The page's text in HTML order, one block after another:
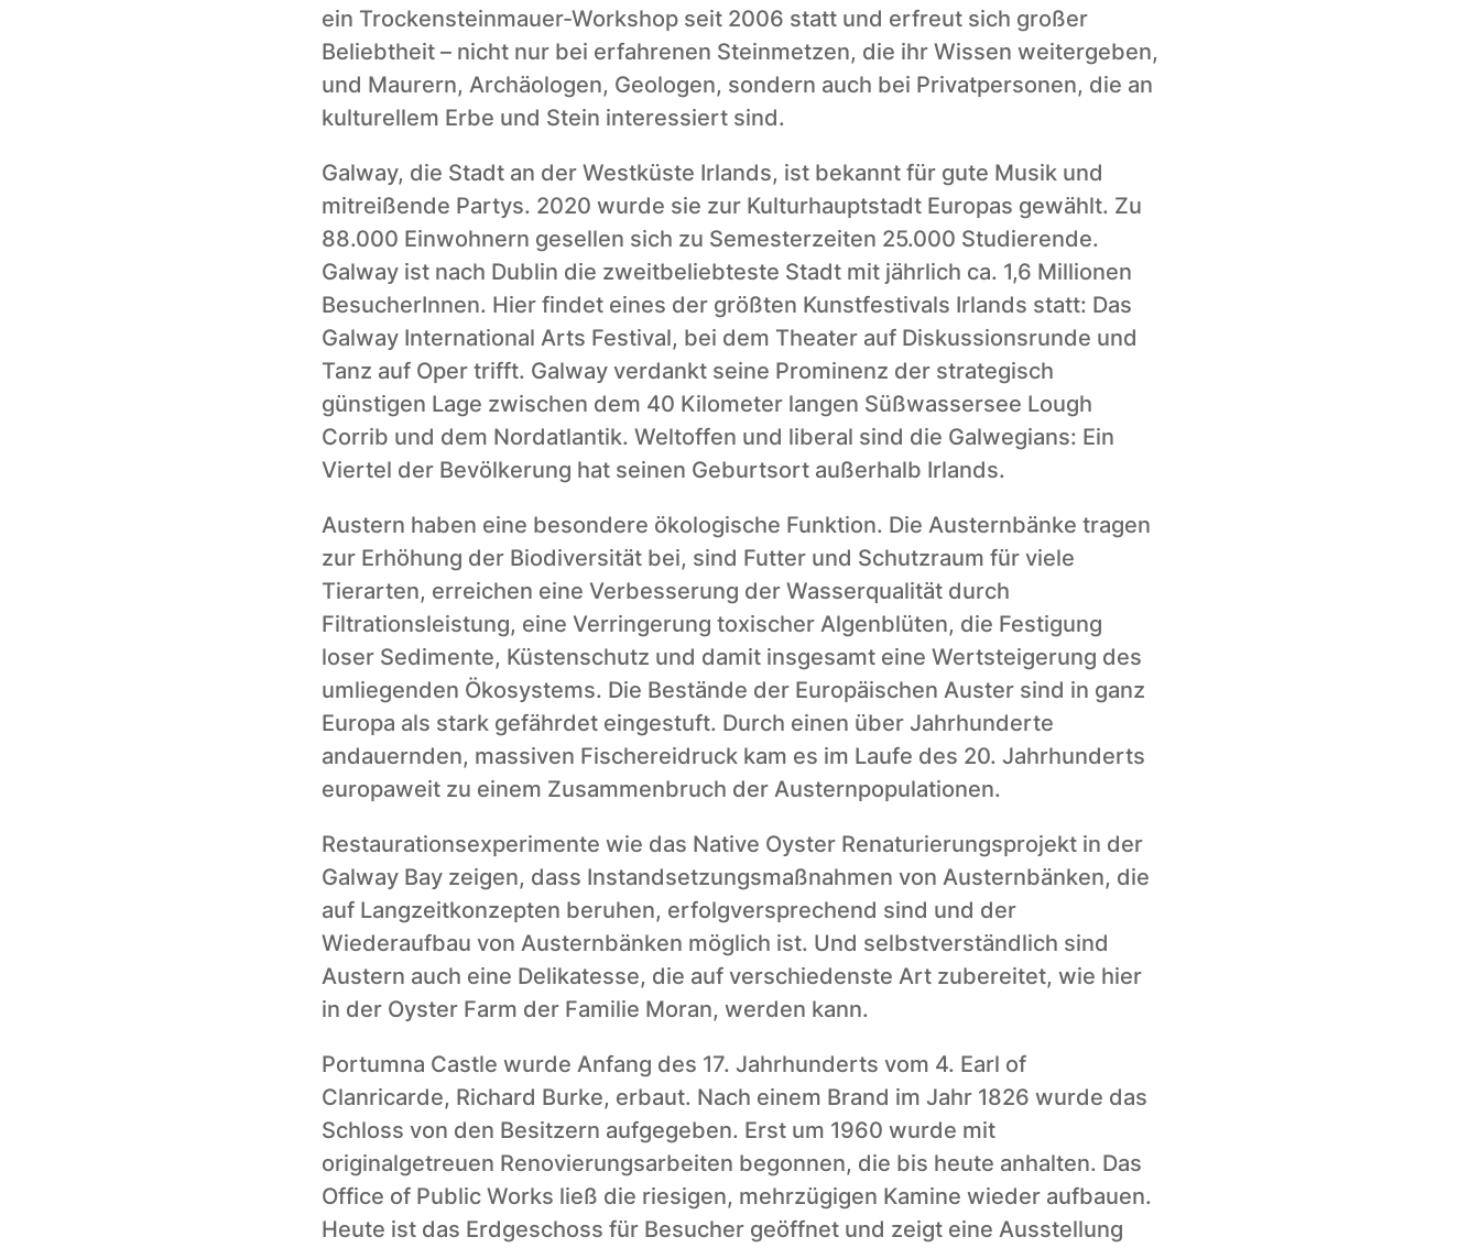
ein Trockensteinmauer-Workshop seit 2006 statt und erfreut sich großer
Beliebtheit – nicht nur bei erfahrenen Steinmetzen, die ihr Wissen weitergeben,
und Maurern, Archäologen, Geologen, sondern auch bei Privatpersonen, die an
kulturellem Erbe und Stein interessiert sind.
Galway, die Stadt an der Westküste Irlands, ist bekannt für gute Musik und
mitreißende Partys. 2020 wurde sie zur Kulturhauptstadt Europas gewählt. Zu
88.000 Einwohnern gesellen sich zu Semesterzeiten 25.000 Studierende.
Galway ist nach Dublin die zweitbeliebteste Stadt mit jährlich ca. 1,6 Millionen
BesucherInnen. Hier findet eines der größten Kunstfestivals Irlands statt: Das
Galway International Arts Festival, bei dem Theater auf Diskussionsrunde und
Tanz auf Oper trifft. Galway verdankt seine Prominenz der strategisch
günstigen Lage zwischen dem 40 Kilometer langen Süßwassersee Lough
Corrib und dem Nordatlantik. Weltoffen und liberal sind die Galwegians: Ein
Viertel der Bevölkerung hat seinen Geburtsort außerhalb Irlands.
Austern haben eine besondere ökologische Funktion. Die Austernbänke tragen
zur Erhöhung der Biodiversität bei, sind Futter und Schutzraum für viele
Tierarten, erreichen eine Verbesserung der Wasserqualität durch
Filtrationsleistung, eine Verringerung toxischer Algenblüten, die Festigung
loser Sedimente, Küstenschutz und damit insgesamt eine Wertsteigerung des
umliegenden Ökosystems. Die Bestände der Europäischen Auster sind in ganz
Europa als stark gefährdet eingestuft. Durch einen über Jahrhunderte
andauernden, massiven Fischereidruck kam es im Laufe des 20. Jahrhunderts
europaweit zu einem Zusammenbruch der Austernpopulationen.
Restaurationsexperimente wie das Native Oyster Renaturierungsprojekt in der
Galway Bay zeigen, dass Instandsetzungsmaßnahmen von Austernbänken, die
auf Langzeitkonzepten beruhen, erfolgversprechend sind und der
Wiederaufbau von Austernbänken möglich ist. Und selbstverständlich sind
Austern auch eine Delikatesse, die auf verschiedenste Art zubereitet, wie hier
in der Oyster Farm der Familie Moran, werden kann.
Portumna Castle wurde Anfang des 17. Jahrhunderts vom 4. Earl of
Clanricarde, Richard Burke, erbaut. Nach einem Brand im Jahr 1826 wurde das
Schloss von den Besitzern aufgegeben. Erst um 1960 wurde mit
originalgetreuen Renovierungsarbeiten begonnen, die bis heute anhalten. Das
Office of Public Works ließ die riesigen, mehrzügigen Kamine wieder aufbauen.
Heute ist das Erdgeschoss für Besucher geöffnet und zeigt eine Ausstellung